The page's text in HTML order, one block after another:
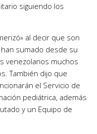
siguiendo los
al decir que son
sumado desde su
venezolanos muchos
También dijo que
el Servicio de
pediátrica, además
y un Equipo de